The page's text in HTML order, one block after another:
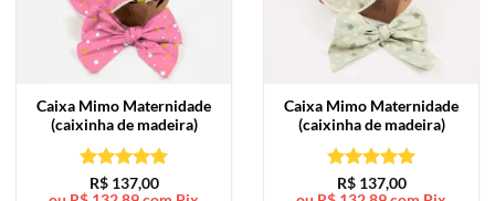
Caixa Mimo Maternidade
(caixinha de madeira)
Avaliação5
R$137,00
Caixa Mimo Maternidade
(caixinha de madeira)
Avaliação5
R$137,00